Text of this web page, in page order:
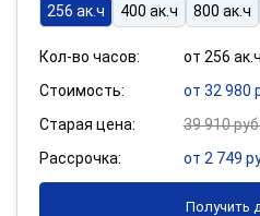
256 ак.ч 400 ак.ч 800 ак.ч
Кол-во часов:
от 256 ак.ч
Стоимость:
от 32 980
Старая цена:
39 910
Рассрочка:
от 2 749
Получить